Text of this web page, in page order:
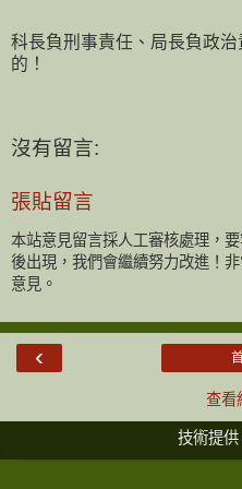
科長負刑事責任、局長負政
的！
沒有留言:
張貼留言
本站意見留言採人工審核處理，
後出現，我們會繼續努力改進！
意見。
‹
查看
技術提供